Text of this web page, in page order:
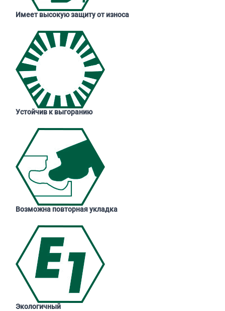
Имеет высокую защиту от износа
Устойчив к выгоранию
Возможна повторная укладка
Экологичный